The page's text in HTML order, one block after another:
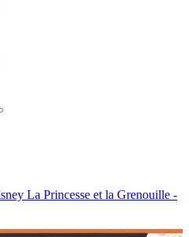
La Princesse et la Grenouille -